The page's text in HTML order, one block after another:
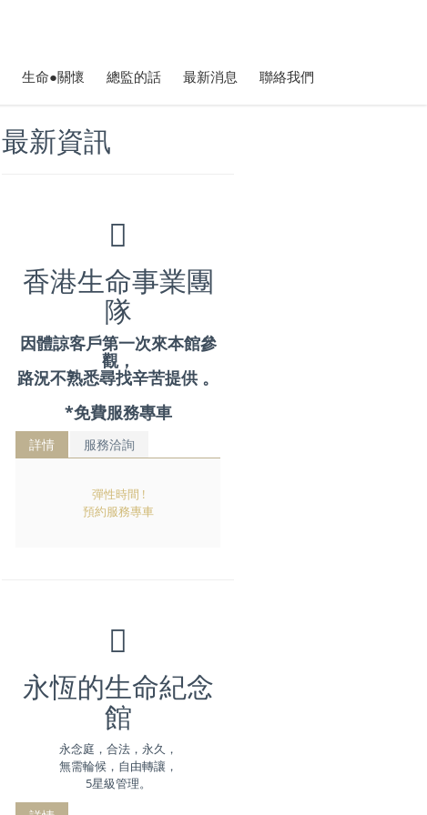
生命●關懷 總監的話 最新消息 聯絡我們
最新資訊
香港生命事業團
隊
因體諒客戶第一次來本館參
觀，
路況不熟悉尋找辛苦提供 。
*免費服務專車
詳情 服務洽詢
彈性時間 !
預約服務專車
永恆的生命紀念
館
永念庭，合法，永久，
無需輪候，自由轉讓，
5星級管理。